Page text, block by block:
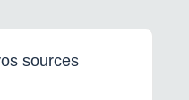
sources